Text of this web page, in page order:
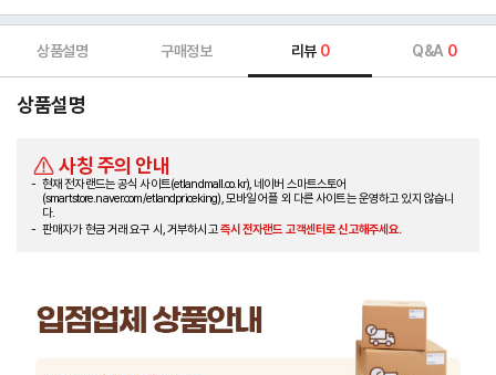
상품설명 구매정보 리뷰 0 Q&A 0
상품설명
사칭 주의 안내
현재 전자랜드는 공식 사이트(etlandmall.co.kr), 네이버 스마트스토어
(smartstore.naver.com/etlandpriceking), 모바일 어플 외 다른 사이트는 운영하고 있지 않습니
다.
판매자가 현금 거래 요구 시, 거부하시고즉시 전자랜드 고객센터로 신고해주세요.